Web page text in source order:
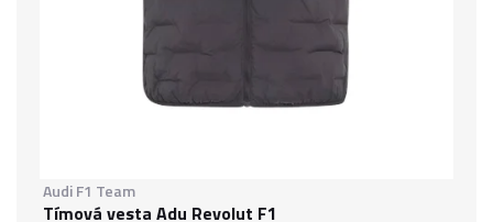
Audi F1 Team
Tímová vesta Adu Revolut F1